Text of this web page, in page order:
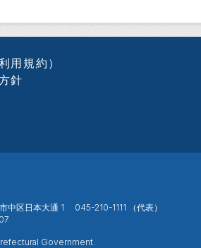
用規約）
針
中区日本大通 1 045-210-1111 （代表）
Government.